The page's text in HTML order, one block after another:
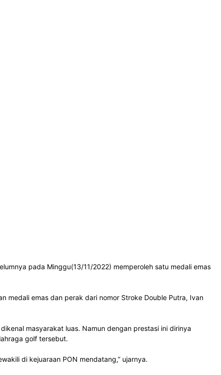
pada Minggu(13/11/2022) memperoleh satu medali emas
medali emas dan perak dari nomor Stroke Double Putra, Ivan
masyarakat luas. Namun dengan prestasi ini dirinya
golf tersebut.
di kejuaraan PON mendatang,” ujarnya.